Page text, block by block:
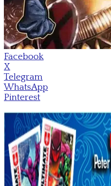
Facebook
X
Telegram
WhatsApp
Pinterest